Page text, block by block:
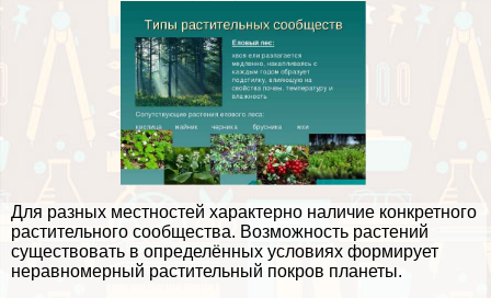
Для разных местностей хаpaктерно наличие конкретного
растительного сообщества. Возможность растений
существовать в определённых условиях формирует
неравномерный растительный покров планеты.